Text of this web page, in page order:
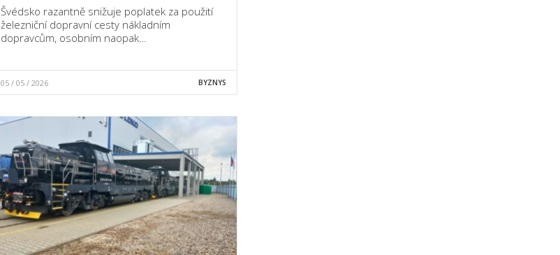
Švédsko razantně snižuje poplatek za použití
železniční dopravní cesty nákladním
dopravcům, osobním naopak…
05 / 05 / 2026 BYZNYS